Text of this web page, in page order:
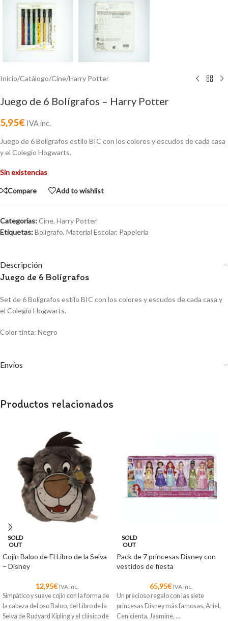
Inicio/Catálogo/Cine/Harry Potter
Juego de 6 Bolígrafos – Harry Potter
5,95€ IVA inc.
Juego de 6 Bolígrafos estilo BIC con los colores y escudos de cada casa
y el Colegio Hogwarts.
Sin existencias
Compare Add to wishlist
Categorías:Cine, Harry Potter
Etiquetas:Bolígrafo, Material Escolar, Papelería
Descripción
Juego de 6 Bolígrafos
Set de 6 Bolígrafos estilo BIC con los colores y escudos de cada casa y
el Colegio Hogwarts.
Color tinta: Negro
Envíos
Productos relacionados
SOLD
OUT
Cojín Baloo de El Libro de la Selva
– Disney
12,95€ IVA inc.
Simpático y suave cojín con la forma de
la cabeza del oso Baloo, del Libro de la
Selva de Rudyard Kipling y el clásico de
SOLD
OUT
Pack de 7 princesas Disney con
vestidos de fiesta
65,95€ IVA inc.
Un precioso regalo con las siete
princesas Disney más famosas, Ariel,
Cenicienta, Jasmine, …